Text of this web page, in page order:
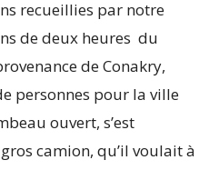
recueillies par notre
de deux heures du
de Conakry,
personnes pour la ville
ouvert, s’est
camion, qu’il voulait à